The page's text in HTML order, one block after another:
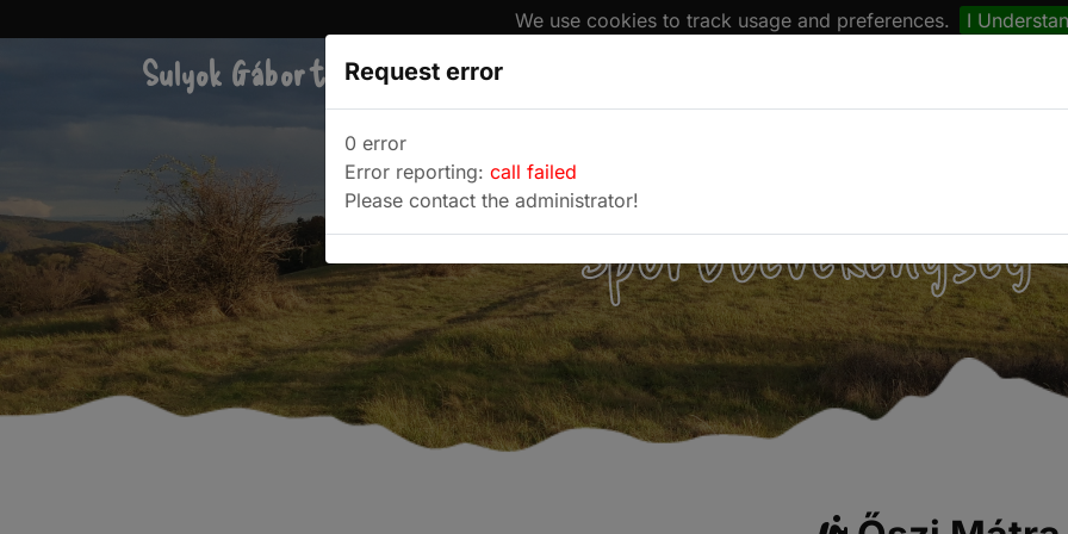
We use cookies to track usage and preferences. I
Sulyok Gábor túrablogja Túranaptár
Sporttevékenység
Request error
0 error
Error reporting: call failed
Please contact the administrator!